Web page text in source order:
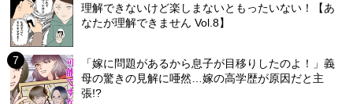
理解できないけど楽しまないともったいない！【あ
なたが理解できません Vol.8】
「嫁に問題があるから息子が目移りしたのよ！」義
母の驚きの見解に唖然…嫁の高学歴が原因だと主
張!?